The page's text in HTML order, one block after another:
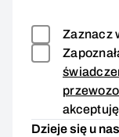
Zaznacz
Dzieje się u